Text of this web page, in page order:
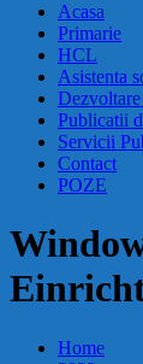
Acasa
Primarie
HCL
Asistenta
Publicatii
Servicii
Contact
POZE
Home